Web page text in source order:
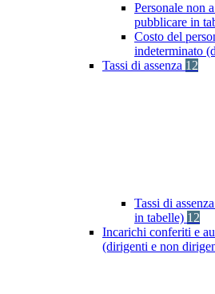
Personale non
pubblicare in
Costo del
indeterminato
Tassi di assenza 12
Tassi di
in tabelle) 12
Incarichi conferiti e
(dirigenti e non